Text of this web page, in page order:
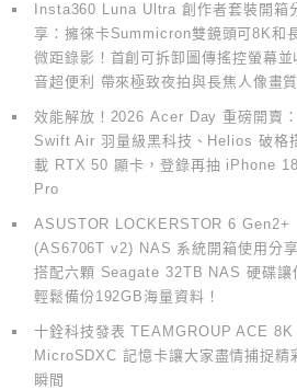
Insta360 Luna Ultra 創作者套裝開箱
享：擁徠卡Summicron雙鏡頭可8K和
微距錄影！首創可拆卸圖傳搖控螢幕並
音超便利 帶來極致夜拍與長焦人像畫質
效能解放！2026 Acer Day 重磅開賣：
Swift Air 羽量級黑科技、Helios 破格
載 RTX 50 顯卡，登錄再抽 iPhone 18
Pro
ASUSTOR LOCKERSTOR 6 Gen2+
(AS6706T v2) NAS 系統開箱使用分享
搭配六顆 Seagate 32TB NAS 硬碟讓
輕鬆備份192GB海量資料！
十銓科技發表 TEAMGROUP ACE 8K
MicroSDXC 記憶卡讓大家盡情捕捉精
瞬間